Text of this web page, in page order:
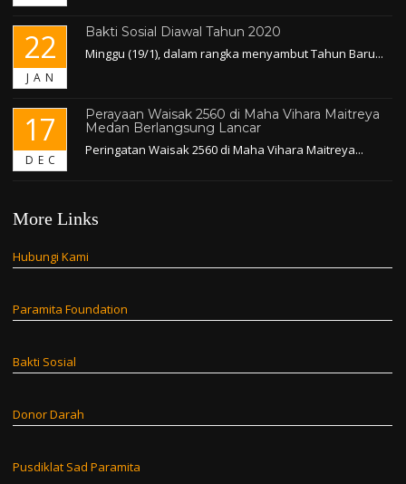
22
JAN
Bakti Sosial Diawal Tahun 2020
Minggu (19/1), dalam rangka menyambut Tahun Baru...
17
DEC
Perayaan Waisak 2560 di Maha Vihara Maitreya
Medan Berlangsung Lancar
Peringatan Waisak 2560 di Maha Vihara Maitreya...
More Links
Hubungi Kami
Paramita Foundation
Bakti Sosial
Donor Darah
Pusdiklat Sad Paramita